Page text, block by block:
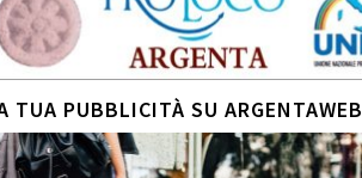
TUA PUBBLICITÀ SU ARGENTAWEB